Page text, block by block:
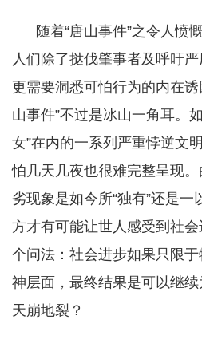
随着“唐山事件”之令人愤慨
人们除了挞伐肇事者及呼吁
更需要洞悉可怕行为的内在
山事件”不过是冰山一角耳。
女”在内的一系列严重悖逆文
怕几天几夜也很难完整呈现
劣现象是如今所“独有”还是一
方才有可能让世人感受到社
个问法：社会进步如果只限
神层面，最终结果是可以继
天崩地裂？